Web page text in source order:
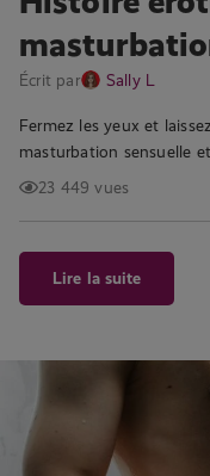
Écrit par Sally L
Fermez les yeux et
masturbation sensuelle
23 449 vues
Lire la suite